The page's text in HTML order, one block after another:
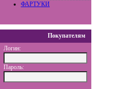
ФАРТУКИ
Покупателям
Логин:
Пароль: